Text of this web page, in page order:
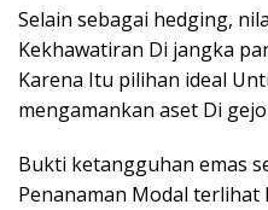
Selain sebagai hedging,
Kekhawatiran Di jangka
Karena Itu pilihan ideal
mengamankan aset Di
Bukti ketangguhan emas
Penanaman Modal